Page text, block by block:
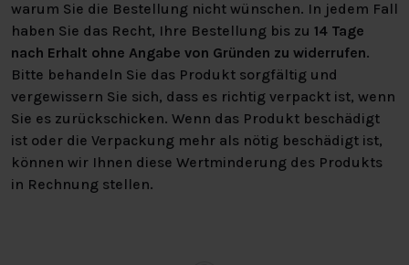
Auf das Boxspringbett gibt es standardmäßig 2 Jahre
CBW-Garantie.
BESTELLEN:
Boxspring bei Slaapcentrum Nederland bestellt? Wir
liefern das Boxspringbett immer kostenlos zu dir nach
Hause. Das tun wir standardmäßig im Erdgeschoss.
warum Sie die Bestellung nicht wünschen. In jedem Fall
haben Sie das Recht, Ihre Bestellung bis zu 14 Tage
nach Erhalt ohne Angabe von Gründen zu widerrufen.
Bitte behandeln Sie das Produkt sorgfältig und
vergewissern Sie sich, dass es richtig verpackt ist, wenn
Sie es zurückschicken. Wenn das Produkt beschädigt
ist oder die Verpackung mehr als nötig beschädigt ist,
können wir Ihnen diese Wertminderung des Produkts
in Rechnung stellen.